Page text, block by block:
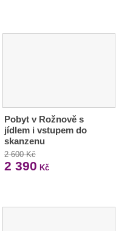
Pobyt v Rožnově s
jídlem i vstupem do
skanzenu
2 600 Kč
2 390 Kč